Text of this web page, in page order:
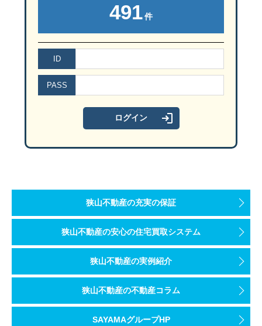
キッチン横にパントリー兼室内干しを配し、家事効率をUPさせて
洗濯⇔キッチン⇔パントリー兼室内干しのスマートな動線
リビングからフラットフロアで繋がる寝室も開放的な勾配天井仕
夫婦の衣類や寝具をたっぷり収納できる大型WICは、閉鎖空間と
491件
ID
PASS
狭山不動産の充実の保証
狭山不動産の安心の住宅買取システム
狭山不動産の実例紹介
狭山不動産の不動産コラム
SAYAMAグループHP